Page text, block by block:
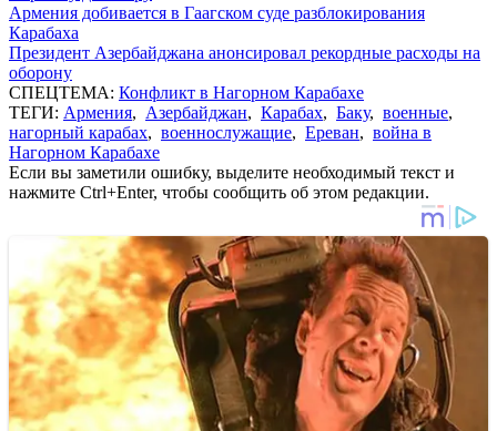
Армения добивается в Гаагском суде разблокирования
Карабаха
Президент Азербайджана анонсировал рекордные расходы на
оборону
СПЕЦТЕМА: Конфликт в Нагорном Карабахе
ТЕГИ: Армения, Азербайджан, Карабах, Баку, военные,
нагорный карабах, военнослужащие, Ереван, война в
Нагорном Карабахе
Если вы заметили ошибку, выделите необходимый текст и
нажмите Ctrl+Enter, чтобы сообщить об этом редакции.